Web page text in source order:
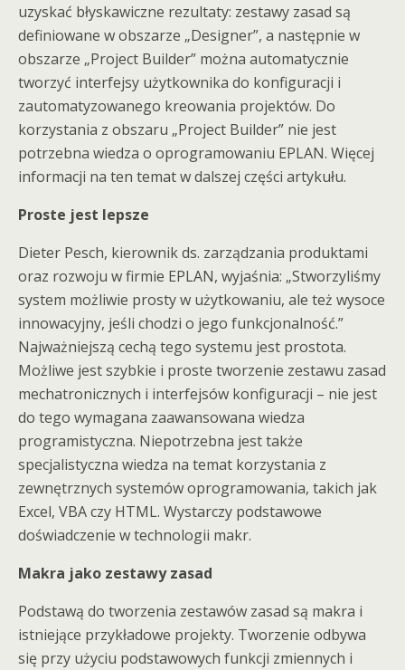
uzyskać błyskawiczne rezultaty: zestawy zasad są
definiowane w obszarze „Designer”, a następnie w
obszarze „Project Builder” można automatycznie
tworzyć interfejsy użytkownika do konfiguracji i
zautomatyzowanego kreowania projektów. Do
korzystania z obszaru „Project Builder” nie jest
potrzebna wiedza o oprogramowaniu EPLAN. Więcej
informacji na ten temat w dalszej części artykułu.
Proste jest lepsze
Dieter Pesch, kierownik ds. zarządzania produktami
oraz rozwoju w firmie EPLAN, wyjaśnia: „Stworzyliśmy
system możliwie prosty w użytkowaniu, ale też wysoce
innowacyjny, jeśli chodzi o jego funkcjonalność.”
Najważniejszą cechą tego systemu jest prostota.
Możliwe jest szybkie i proste tworzenie zestawu zasad
mechatronicznych i interfejsów konfiguracji – nie jest
do tego wymagana zaawansowana wiedza
programistyczna. Niepotrzebna jest także
specjalistyczna wiedza na temat korzystania z
zewnętrznych systemów oprogramowania, takich jak
Excel, VBA czy HTML. Wystarczy podstawowe
doświadczenie w technologii makr.
Makra jako zestawy zasad
Podstawą do tworzenia zestawów zasad są makra i
istniejące przykładowe projekty. Tworzenie odbywa
się przy użyciu podstawowych funkcji zmiennych i